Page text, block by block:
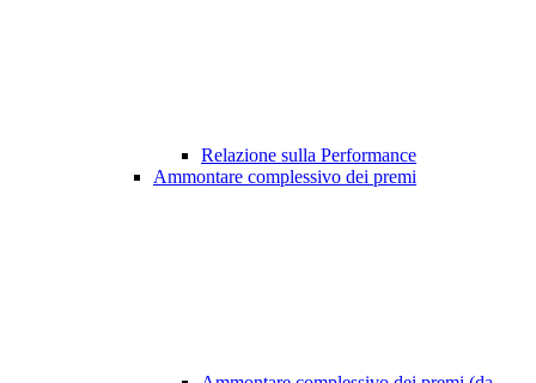
Relazione sulla Performance
Ammontare complessivo dei premi